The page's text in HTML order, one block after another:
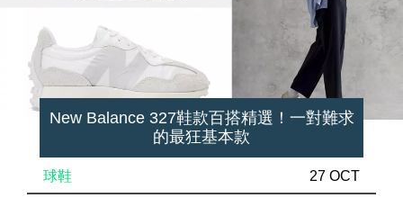
New Balance 327鞋款百搭精選！一對難求
的最狂基本款
球鞋 27 OCT